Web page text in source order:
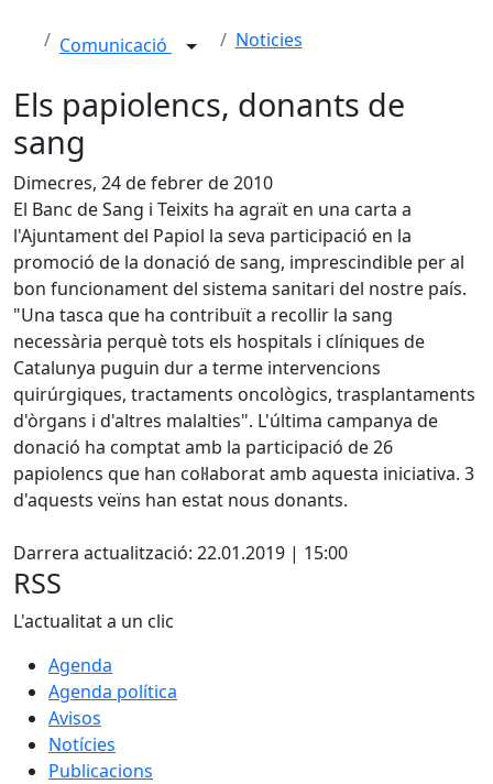
Comunicació Noticies
Els papiolencs, donants de
sang
Dimecres, 24 de febrer de 2010
El Banc de Sang i Teixits ha agraït en una carta a
l'Ajuntament del Papiol la seva participació en la
promoció de la donació de sang, imprescindible per al
bon funcionament del sistema sanitari del nostre país.
"Una tasca que ha contribuït a recollir la sang
necessària perquè tots els hospitals i clíniques de
Catalunya puguin dur a terme intervencions
quirúrgiques, tractaments oncològics, trasplantaments
d'òrgans i d'altres malalties". L'última campanya de
donació ha comptat amb la participació de 26
papiolencs que han col·laborat amb aquesta iniciativa. 3
d'aquests veïns han estat nous donants.
Darrera actualització: 22.01.2019 | 15:00
RSS
L'actualitat a un clic
Agenda
Agenda política
Avisos
Notícies
Publicacions